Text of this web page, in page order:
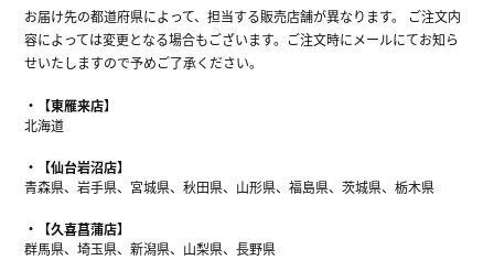
お届け先の都道府県によって、担当する販売店舗が異なります。 ご注文内
容によっては変更となる場合もございます。ご注文時にメールにてお知ら
せいたしますので予めご了承ください。
【東雁来店】
北海道
【仙台岩沼店】
青森県、岩手県、宮城県、秋田県、山形県、福島県、茨城県、栃木県
【久喜菖蒲店】
群馬県、埼玉県、新潟県、山梨県、長野県